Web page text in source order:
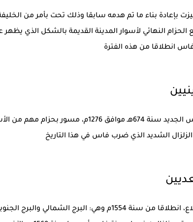
بإعادة بناء ما تم هدمه سابقا وذلك تحت بأمر من
الحزام النهائي لأسوار المدينة القديمة بالشكل الذي
انطلاقا من هذه الفترة
تميزت ببناء حي فاس الجديد سنة 674هـ موافق
تميزت ببناء أربع قلاع، انطلاقا من سنة 1554م وهي: